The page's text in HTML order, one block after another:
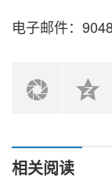
电子邮件：
相关阅读